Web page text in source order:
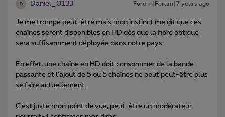
D Daniel_0133 Forum|Forum|7 years ago
Je me trompe peut-être mais mon instinct me dit que ces
chaînes seront disponibles en HD dès que la fibre optique
sera suffisamment déployée dans notre pays.
En effet, une chaîne en HD doit consommer de la bande
passante et l'ajout de 5 ou 6 chaînes ne peut peut-être plus
se faire actuellement.
C'est juste mon point de vue, peut-être un modérateur